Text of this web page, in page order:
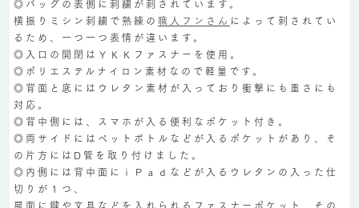
◎バッグの表側に刺繍が刺されています。
横振りミシン刺繍で熟練の 職人フンさん によって刺されてい
るため、一つ一つ表情が違います。
◎入口の開閉はＹＫＫファスナーを使用。
◎ポリエステルナイロン素材なので軽量です。
◎背面と底にはウレタン素材が入っており衝撃にも重さにも
対応。
◎背中側には、スマホが入る便利なポケット付き。
◎両サイドにはペットボトルなどが入るポケットがあり、そ
の片方にはD管を取り付けました。
◎内側には背中面にｉＰａｄなどが入るウレタンの入った仕
切りが１つ、